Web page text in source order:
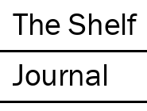
The Shelf